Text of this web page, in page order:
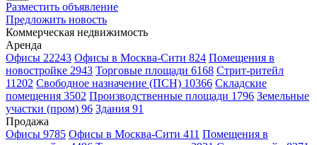
Разместить объявление
Предложить новость
Коммерческая недвижимость
Аренда
Офисы 22243 Офисы в Москва-Сити 824 Помещения в
новостройке 2943 Торговые площади 6168 Стрит-ритейл
11202 Свободное назначение (ПСН) 10366 Складские
помещения 3502 Производственные площади 1796 Земельные
участки (пром) 96 Здания 91
Продажа
Офисы 9785 Офисы в Москва-Сити 411 Помещения в